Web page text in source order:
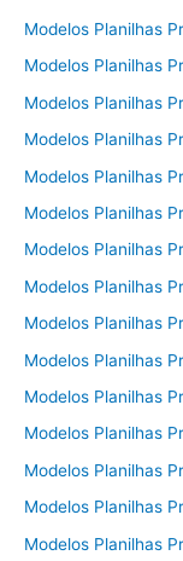
Modelos Planilhas
Modelos Planilhas
Modelos Planilhas
Modelos Planilhas
Modelos Planilhas
Modelos Planilhas
Modelos Planilhas
Modelos Planilhas
Modelos Planilhas
Modelos Planilhas
Modelos Planilhas
Modelos Planilhas
Modelos Planilhas
Modelos Planilhas
Modelos Planilhas